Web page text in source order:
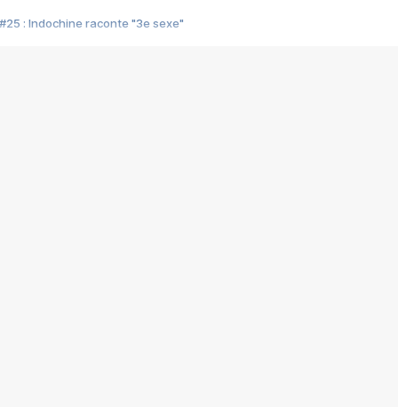
#25 : Indochine raconte "3e sexe"